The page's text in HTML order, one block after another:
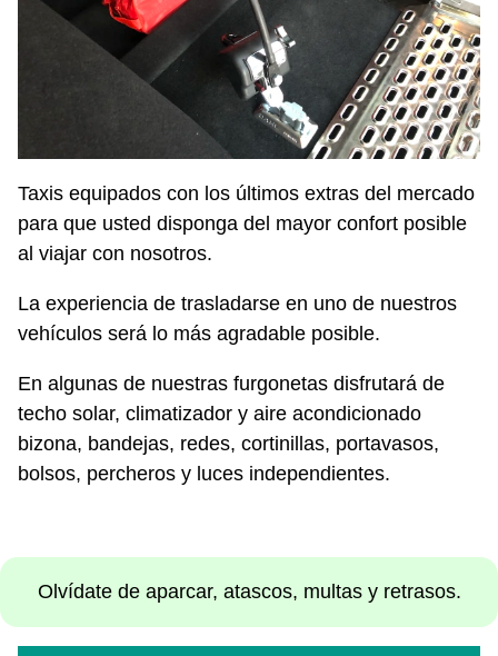
Taxis equipados con los últimos extras del mercado
para que usted disponga del mayor confort posible
al viajar con nosotros.
La experiencia de trasladarse en uno de nuestros
vehículos será lo más agradable posible.
En algunas de nuestras furgonetas disfrutará de
techo solar, climatizador y aire acondicionado
bizona, bandejas, redes, cortinillas, portavasos,
bolsos, percheros y luces independientes.
Olvídate de aparcar, atascos, multas y retrasos.